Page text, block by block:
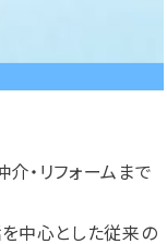
・リフォームまで
中心とした従来の